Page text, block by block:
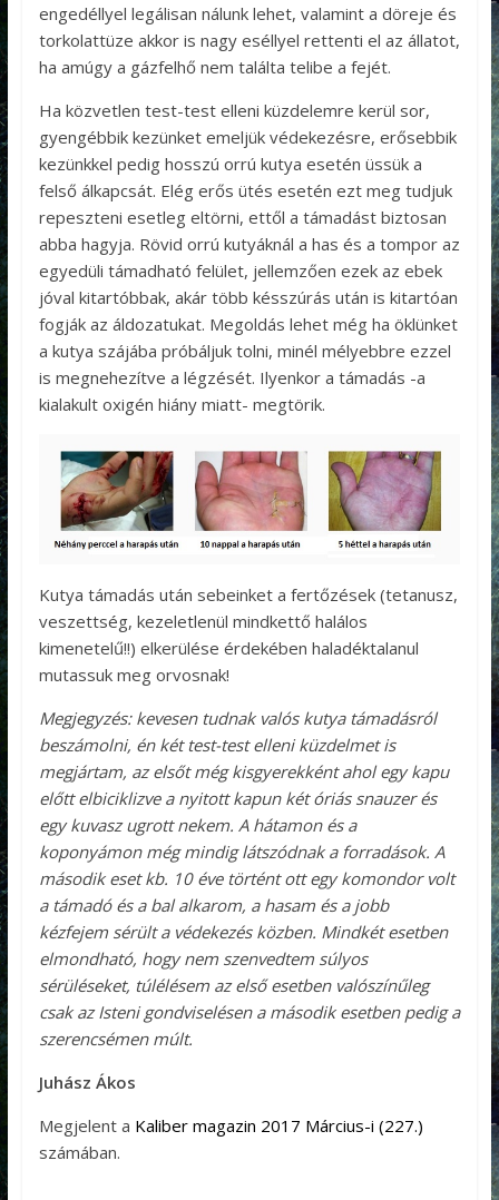
engedéllyel legálisan nálunk lehet, valamint a döreje és
torkolattüze akkor is nagy eséllyel rettenti el az állatot,
ha amúgy a gázfelhő nem találta telibe a fejét.
Ha közvetlen test-test elleni küzdelemre kerül sor,
gyengébbik kezünket emeljük védekezésre, erősebbik
kezünkkel pedig hosszú orrú kutya esetén üssük a
felső álkapcsát. Elég erős ütés esetén ezt meg tudjuk
repeszteni esetleg eltörni, ettől a támadást biztosan
abba hagyja. Rövid orrú kutyáknál a has és a tompor az
egyedüli támadható felület, jellemzően ezek az ebek
jóval kitartóbbak, akár több késszúrás után is kitartóan
fogják az áldozatukat. Megoldás lehet még ha öklünket
a kutya szájába próbáljuk tolni, minél mélyebbre ezzel
is megnehezítve a légzését. Ilyenkor a támadás -a
kialakult oxigén hiány miatt- megtörik.
Kutya támadás után sebeinket a fertőzések (tetanusz,
veszettség, kezeletlenül mindkettő halálos
kimenetelű!!) elkerülése érdekében haladéktalanul
mutassuk meg orvosnak!
Megjegyzés: kevesen tudnak valós kutya támadásról
beszámolni, én két test-test elleni küzdelmet is
megjártam, az elsőt még kisgyerekként ahol egy kapu
előtt elbiciklizve a nyitott kapun két óriás snauzer és
egy kuvasz ugrott nekem. A hátamon és a
koponyámon még mindig látszódnak a forradások. A
második eset kb. 10 éve történt ott egy komondor volt
a támadó és a bal alkarom, a hasam és a jobb
kézfejem sérült a védekezés közben. Mindkét esetben
elmondható, hogy nem szenvedtem súlyos
sérüléseket, túlélésem az első esetben valószínűleg
csak az Isteni gondviselésen a második esetben pedig a
szerencsémen múlt.
Juhász Ákos
Megjelent a Kaliber magazin 2017 Március-i (227.)
számában.